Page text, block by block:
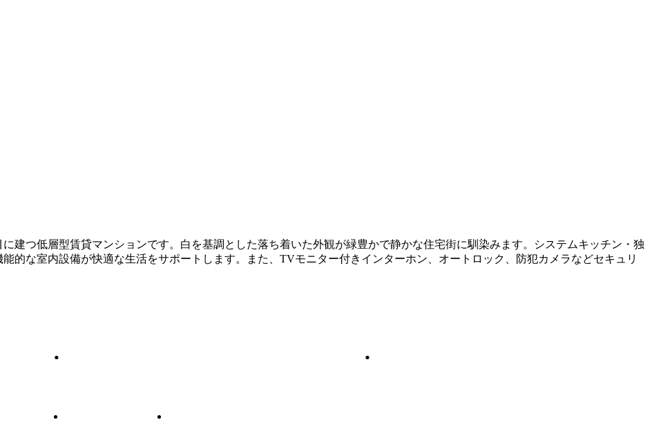
建つ低層型賃貸マンションです。白を基調とした落ち着いた外観が緑豊かで静かな住宅街に馴染みます。システムキッチン・独
的な室内設備が快適な生活をサポートします。また、TVモニター付きインターホン、オートロック、防犯カメラなどセキュリ